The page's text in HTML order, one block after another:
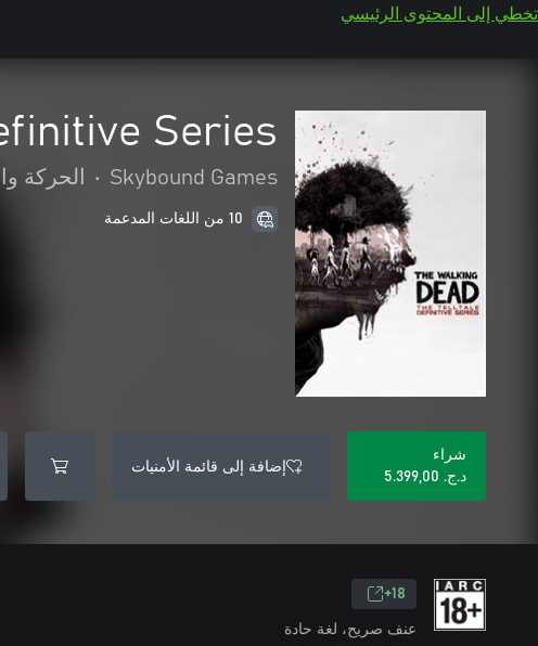
تخطي إلى المحتوى الرئيسي
Series
Skybound Games
• الحركة
10 من اللغات المدعمة
شراء
د.ج.‏ 5.399,00
إضافة إلى قائمة الأمنيات
18+
عنف صريح، لغة حادة